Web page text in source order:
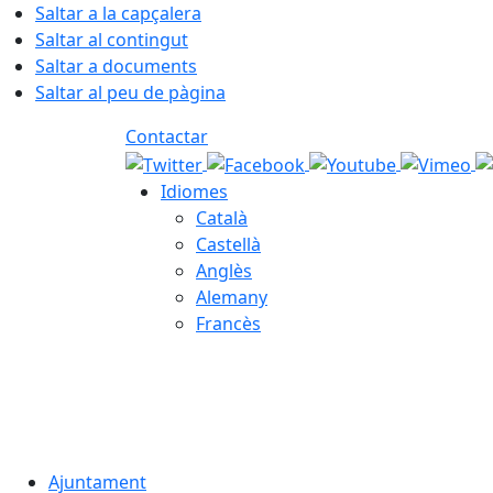
Saltar a la capçalera
Saltar al contingut
Saltar a documents
Saltar al peu de pàgina
Contactar
Idiomes
Català
Castellà
Anglès
Alemany
Francès
Ajuntament